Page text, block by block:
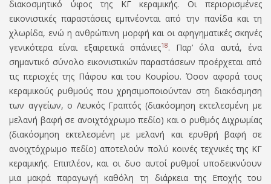
διακοσμητικό ύφος της ΚΓ κεραμικής. Οι περιορισμένες
εικονιστικές παραστάσεις εμπνέονται από την πανίδα και τη
χλωρίδα, ενώ η ανθρώπινη μορφή και οι αφηγηματικές σκηνές
γενικότερα είναι εξαιρετικά σπάνιες18. Παρ’ όλα αυτά, ένα
σημαντικό σύνολο εικονιστικών παραστάσεων προέρχεται από
τις περιοχές της Πάφου και του Κουρίου. Όσον αφορά τους
κεραμικούς ρυθμούς που χρησιμοποιούνταν στη διακόσμηση
των αγγείων, ο Λευκός Γραπτός (διακόσμηση εκτελεσμένη με
μελανή βαφή σε ανοιχτόχρωμο πεδίο) και ο ρυθμός Διχρωμίας
(διακόσμηση εκτελεσμένη με μελανή και ερυθρή βαφή σε
ανοιχτόχρωμο πεδίο) αποτελούν πολύ κοινές τεχνικές της ΚΓ
κεραμικής. Επιπλέον, και οι δυο αυτοί ρυθμοί υποδεικνύουν
μια μακρά παραγωγή καθόλη τη διάρκεια της Εποχής του